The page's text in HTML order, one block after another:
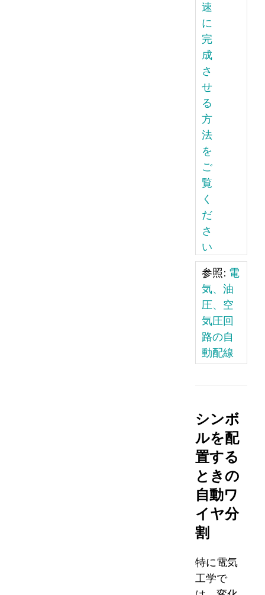
速
に
完
成
さ
せ
る
方
法
を
ご
覧
く
だ
さ
い
参照: 電
気、油
圧、空
気圧回
路の自
動配線
シンボ
ルを配
置する
ときの
自動ワ
イヤ分
割
特に電気
工学で